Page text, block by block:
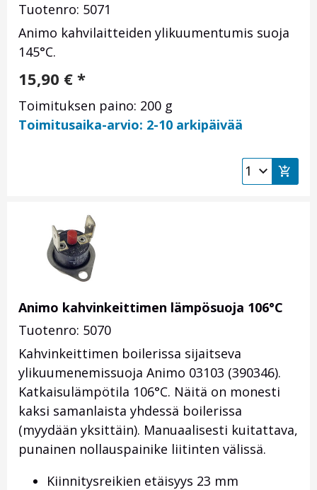
Tuotenro: 5071
Animo kahvilaitteiden ylikuumentumis suoja
145°C.
15,90 € *
Toimituksen paino: 200 g
Toimitusaika-arvio: 2-10 arkipäivää
Animo kahvinkeittimen lämpösuoja 106°C
Tuotenro: 5070
Kahvinkeittimen boilerissa sijaitseva
ylikuumenemissuoja Animo 03103 (390346).
Katkaisulämpötila 106°C. Näitä on monesti
kaksi samanlaista yhdessä boilerissa
(myydään yksittäin). Manuaalisesti kuitattava,
punainen nollauspainike liitinten välissä.
Kiinnitysreikien etäisyys 23 mm